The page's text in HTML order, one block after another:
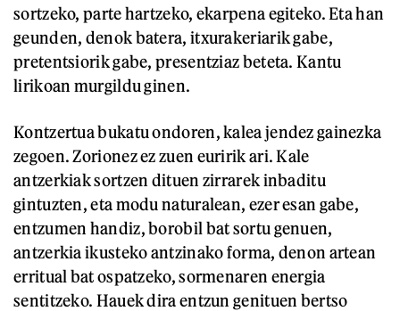
sortzeko, parte hartzeko, ekarpena egiteko. Eta han
geunden, denok batera, itxurakeriarik gabe,
pretentsiorik gabe, presentziaz beteta. Kantu
lirikoan murgildu ginen.
Kontzertua bukatu ondoren, kalea jendez gainezka
zegoen. Zorionez ez zuen euririk ari. Kale
antzerkiak sortzen dituen zirrarek inbaditu
gintuzten, eta modu naturalean, ezer esan gabe,
entzumen handiz, borobil bat sortu genuen,
antzerkia ikusteko antzinako forma, denon artean
erritual bat ospatzeko, sormenaren energia
sentitzeko. Hauek dira entzun genituen bertso